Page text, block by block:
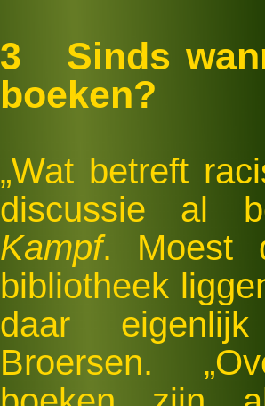
3 Sinds
boeken?
„Wat betreft
discussie al
Kampf. Moest
bibliotheek
daar
Broersen.